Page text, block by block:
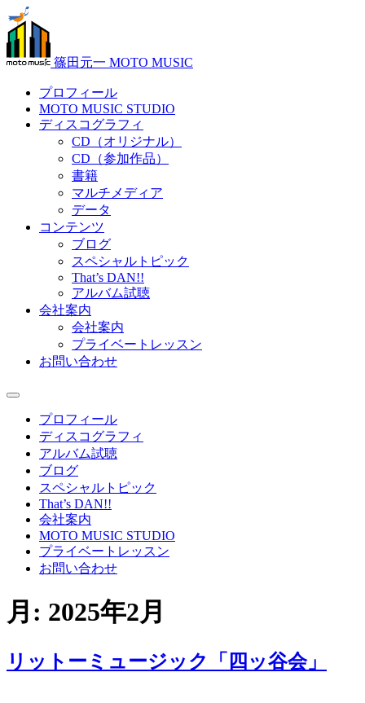
篠田元一 MOTO MUSIC
プロフィール
MOTO MUSIC STUDIO
ディスコグラフィ
CD（オリジナル）
CD（参加作品）
書籍
マルチメディア
データ
コンテンツ
ブログ
スペシャルトピック
That’s DAN!!
アルバム試聴
会社案内
会社案内
プライベートレッスン
お問い合わせ
プロフィール
ディスコグラフィ
アルバム試聴
ブログ
スペシャルトピック
That’s DAN!!
会社案内
MOTO MUSIC STUDIO
プライベートレッスン
お問い合わせ
月: 2025年2月
リットーミュージック「四ッ谷会」